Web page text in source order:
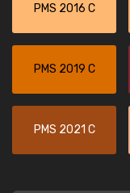
PMS 2016 C
PMS 2019 C
PMS 2021 C